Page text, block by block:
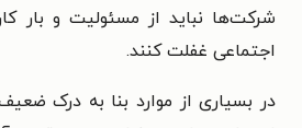
شرکت‌ها نباید از مسئولیت و بار
اجتماعی غفلت کنند.
در بسیاری از موارد بنا به درک